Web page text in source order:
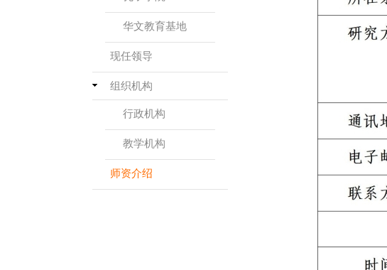
华文教育基地
现任领导
组织机构
行政机构
教学机构
师资介绍